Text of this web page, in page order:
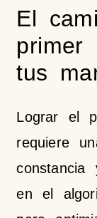
El
primer
tus
Lograr el
requiere
constancia
en el